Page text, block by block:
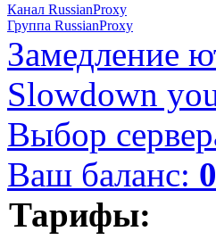
Канал RussianProxy
Группа RussianProxy
Замедление
Slowdown
Выбор
Ваш баланс: 0
Тарифы: